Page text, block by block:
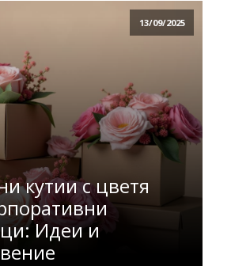
13/09/2025
кутии с цветя
Идеи и